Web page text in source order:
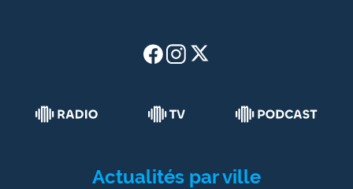
Actualités par ville